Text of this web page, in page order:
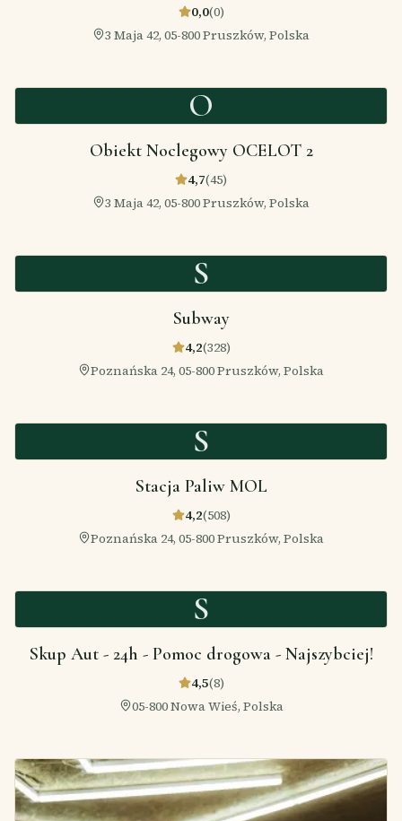
0,0(0)
3 Maja 42, 05-800 Pruszków, Polska
O
Obiekt Noclegowy OCELOT 2
4,7(45)
3 Maja 42, 05-800 Pruszków, Polska
S
Subway
4,2(328)
Poznańska 24, 05-800 Pruszków, Polska
S
Stacja Paliw MOL
4,2(508)
Poznańska 24, 05-800 Pruszków, Polska
S
Skup Aut - 24h - Pomoc drogowa - Najszybciej!
4,5(8)
05-800 Nowa Wieś, Polska